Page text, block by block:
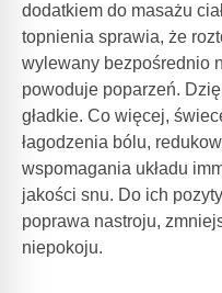
dodatkiem do masażu
topnienia sprawia, że
wylewany bezpośrednio
powoduje poparzeń.
gładkie. Co więcej,
łagodzenia bólu,
wspomagania układu
jakości snu. Do ich
poprawa nastroju,
niepokoju.